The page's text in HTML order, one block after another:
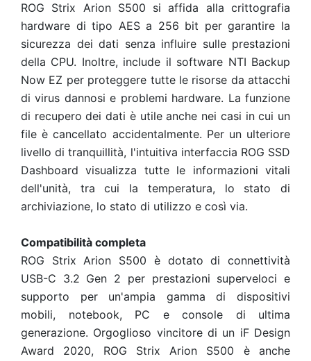
ROG Strix Arion S500 si affida alla crittografia
hardware di tipo AES a 256 bit per garantire la
sicurezza dei dati senza influire sulle prestazioni
della CPU. Inoltre, include il software NTI Backup
Now EZ per proteggere tutte le risorse da attacchi
di virus dannosi e problemi hardware. La funzione
di recupero dei dati è utile anche nei casi in cui un
file è cancellato accidentalmente. Per un ulteriore
livello di tranquillità, l'intuitiva interfaccia ROG SSD
Dashboard visualizza tutte le informazioni vitali
dell'unità, tra cui la temperatura, lo stato di
archiviazione, lo stato di utilizzo e così via.
Compatibilità completa
ROG Strix Arion S500 è dotato di connettività
USB-C 3.2 Gen 2 per prestazioni superveloci e
supporto per un'ampia gamma di dispositivi
mobili, notebook, PC e console di ultima
generazione. Orgoglioso vincitore di un iF Design
Award 2020, ROG Strix Arion S500 è anche